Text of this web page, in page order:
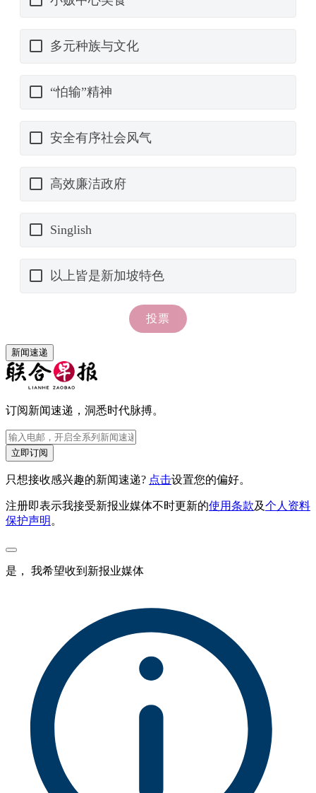
新闻速递
订阅新闻速递，洞悉时代脉搏。
立即订阅
只想接收感兴趣的新闻速递? 点击设置您的偏好。
注册即表示我接受新报业媒体不时更新的使用条款及个人资料
保护声明 。
是， 我希望收到新报业媒体